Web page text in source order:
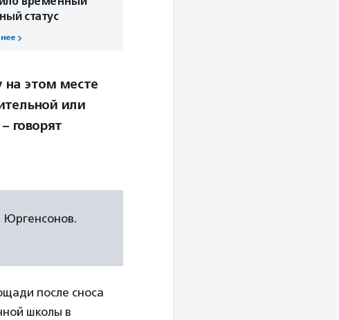
статус
на этом месте
или
говорят
Юргенсонов.
после сноса
школы в